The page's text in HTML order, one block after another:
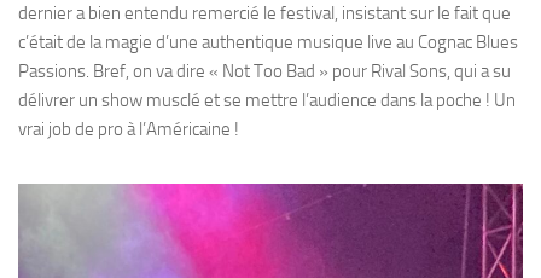
dernier a bien entendu remercié le festival, insistant sur le fait que
c’était de la magie d’une authentique musique live au Cognac Blues
Passions. Bref, on va dire « Not Too Bad » pour Rival Sons, qui a su
délivrer un show musclé et se mettre l’audience dans la poche ! Un
vrai job de pro à l’Américaine !